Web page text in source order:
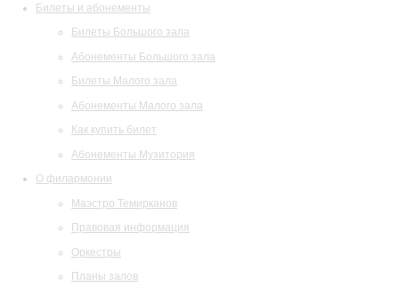
Билеты и абонементы
Билеты Большого зала
Абонементы Большого зала
Билеты Малого зала
Абонементы Малого зала
Как купить билет
Абонементы Музитория
О филармонии
Маэстро Темирканов
Правовая информация
Оркестры
Планы залов